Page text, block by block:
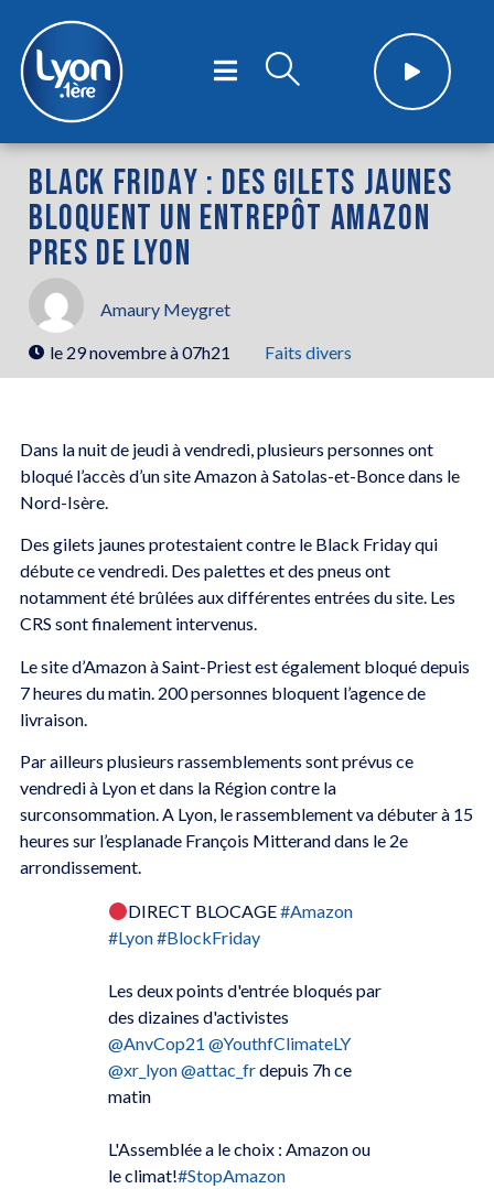
BLACK FRIDAY : DES GILETS JAUNES
BLOQUENT UN ENTREPÔT AMAZON
PRES DE LYON
Amaury Meygret
le 29 novembre à 07h21 Faits divers
Dans la nuit de jeudi à vendredi, plusieurs personnes ont
bloqué l’accès d’un site Amazon à Satolas-et-Bonce dans le
Nord-Isère.
Des gilets jaunes protestaient contre le Black Friday qui
débute ce vendredi. Des palettes et des pneus ont
notamment été brûlées aux différentes entrées du site. Les
CRS sont finalement intervenus.
Le site d’Amazon à Saint-Priest est également bloqué depuis
7 heures du matin. 200 personnes bloquent l’agence de
livraison.
Par ailleurs plusieurs rassemblements sont prévus ce
vendredi à Lyon et dans la Région contre la
surconsommation. A Lyon, le rassemblement va débuter à 15
heures sur l’esplanade François Mitterand dans le 2e
arrondissement.
DIRECT BLOCAGE#Amazon
#Lyon#BlockFriday
Les deux points d'entrée bloqués par
des dizaines d'activistes
@AnvCop21 @YouthfClimateLY
@xr_lyon@attac_frdepuis 7h ce
matin
L'Assemblée a le choix : Amazon ou
le climat!#StopAmazon